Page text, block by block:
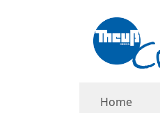
Home